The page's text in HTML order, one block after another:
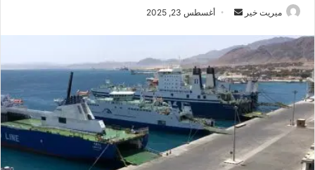
ميريت خير
س
ل
ب
ر
د
ا
إ
أغسطس 23, 2025